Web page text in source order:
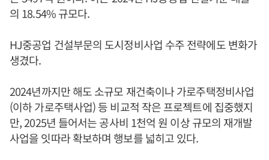
의 18.54% 규모다.
HJ중공업 건설부문의 도시정비사업 수주 전략에도 변화가
생겼다.
2024년까지만 해도 소규모 재건축이나 가로주택정비사업
(이하 가로주택사업) 등 비교적 작은 프로젝트에 집중했지
만, 2025년 들어서는 공사비 1천억 원 이상 규모의 재개발
사업을 잇따라 확보하며 행보를 넓히고 있다.